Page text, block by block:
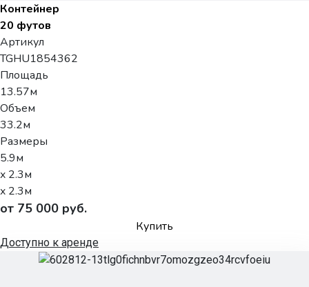
Контейнер
20 футов
Артикул
TGHU1854362
Площадь
13.57м
Объем
33.2м
Размеры
5.9м
x 2.3м
x 2.3м
от 75 000 руб.
Купить
Доступно к аренде